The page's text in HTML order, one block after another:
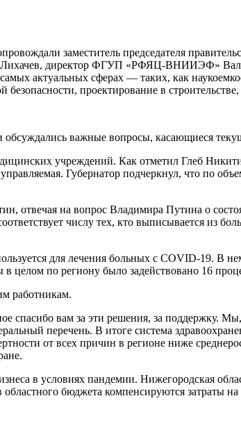
заместитель председателя
Лихачев, директор ФГУП «РФЯЦ-ВНИИЭФ»
актуальных сферах — таких, как
проектирование в
важные вопросы, касающиеся
учреждений. Как отметил Глеб
Губернатор подчеркнул, что по
отвечая на вопрос Владимира Путина о
числу тех, кто выписывается из
для лечения больных с COVID-19. В
целом по региону было задействовано 16
работникам.
вам за эти решения, за поддержку. Мы,
перечень. В итоге система
от всех причин в регионе ниже
в условиях пандемии. Нижегородская
бюджета компенсируются затраты